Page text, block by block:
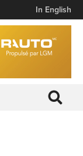
In English